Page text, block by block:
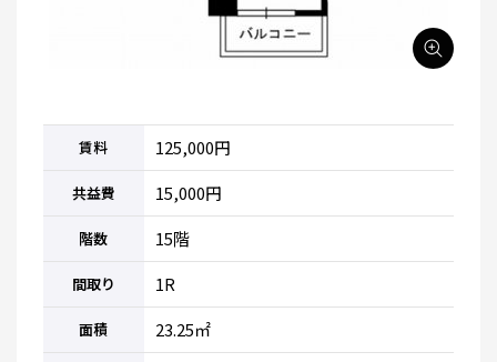
賃料 125,000円
共益費 15,000円
階数 15階
間取り 1R
面積 23.25㎡